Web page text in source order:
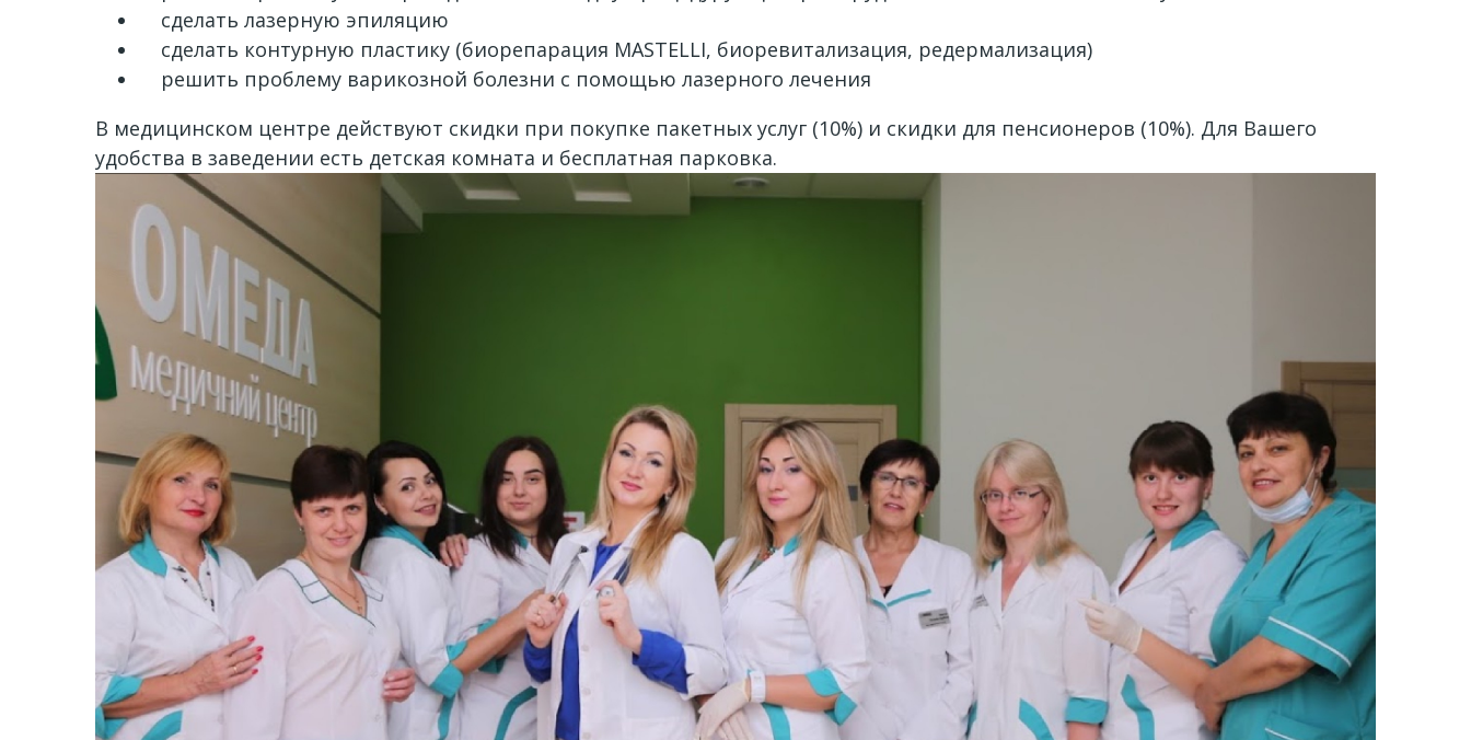
сделать лазерную эпиляцию
сделать контурную пластику (биорепарация MASTELLI, биоревитализация, редермализация)
решить проблему варикозной болезни с помощью лазерного лечения
В медицинском центре действуют скидки при покупке пакетных услуг (10%) и скидки для пенсионеров (10%). Для Вашего
удобства в заведении есть детская комната и бесплатная парковка.